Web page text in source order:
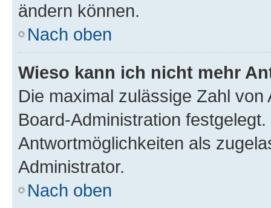
ändern können.
Nach oben
Wieso kann ich nicht mehr
Die maximal zulässige Zahl
Board-Administration
Antwortmöglichkeiten als
Administrator.
Nach oben